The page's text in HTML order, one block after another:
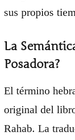
sus propios
La
Posadora?
El término
original del
Rahab. La